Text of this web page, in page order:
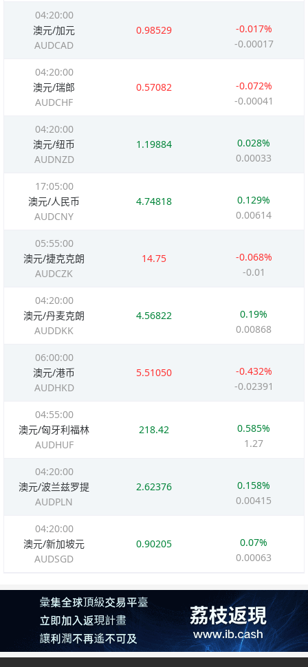
04:20:00
澳元/加元
AUDCAD
0.98529
-0.017%
-0.00017
04:20:00
澳元/瑞郎
AUDCHF
0.57082
-0.072%
-0.00041
04:20:00
澳元/纽币
AUDNZD
1.19884
0.028%
0.00033
17:05:00
澳元/人民币
AUDCNY
4.74818
0.129%
0.00614
05:55:00
澳元/捷克克朗
AUDCZK
14.75
-0.068%
-0.01
04:20:00
澳元/丹麦克朗
AUDDKK
4.56822
0.19%
0.00868
06:00:00
澳元/港币
AUDHKD
5.51050
-0.432%
-0.02391
04:55:00
澳元/匈牙利福林
AUDHUF
218.42
0.585%
1.27
04:20:00
澳元/波兰兹罗提
AUDPLN
2.62376
0.158%
0.00415
04:20:00
澳元/新加坡元
AUDSGD
0.90205
0.07%
0.00063